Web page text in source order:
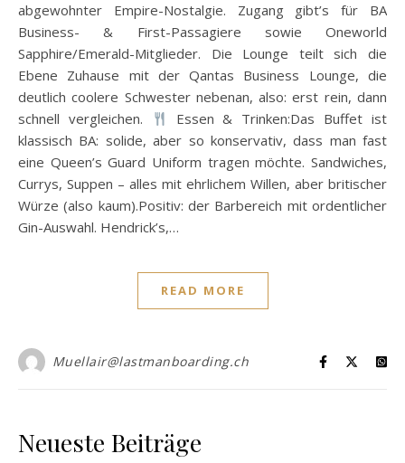
abgewohnter Empire-Nostalgie. Zugang gibt’s für BA
Business- & First-Passagiere sowie Oneworld
Sapphire/Emerald-Mitglieder. Die Lounge teilt sich die
Ebene Zuhause mit der Qantas Business Lounge, die
deutlich coolere Schwester nebenan, also: erst rein, dann
schnell vergleichen.
Essen & Trinken:Das Buffet ist
klassisch BA: solide, aber so konservativ, dass man fast
eine Queen’s Guard Uniform tragen möchte. Sandwiches,
Currys, Suppen – alles mit ehrlichem Willen, aber britischer
Würze (also kaum).Positiv: der Barbereich mit ordentlicher
Gin-Auswahl. Hendrick’s,…
READ MORE
Muellair@lastmanboarding.ch
Neueste Beiträge